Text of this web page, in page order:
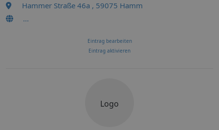
Hammer Straße 46a , 59075 Hamm
...
Eintrag bearbeiten
Eintrag aktivieren
Logo